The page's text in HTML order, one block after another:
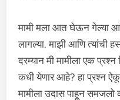
मामी मला आत घेऊन गेल्या
लागल्या. माझी आणि त्यांची
दरम्यान मी मामीला एक प्रश्न
कधी येणार आहे? हा प्रश्न
मामीला उदास पाहून